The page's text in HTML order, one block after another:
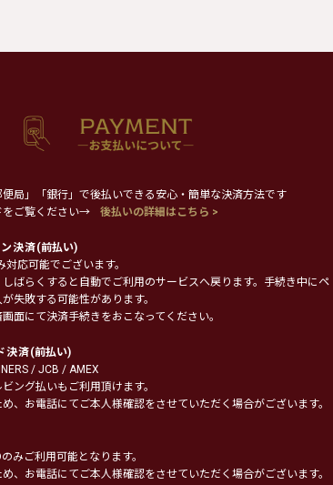
局」「銀行」で後払いできる安心・簡単な決済方法です
をご覧ください→
後払いの詳細はこちら >
決済(前払い)
応可能でございます。
ばらくすると自動でご利用のサービスへ戻ります。手続き中にペ
失敗する可能性があります。
面にて決済手続きをおこなってください。
決済(前払い)
/ JCB / AMEX
ング払いもご利用頂けます。
、お電話にてご本人様確認をさせていただく場合がございます。
みご利用可能となります。
、お電話にてご本人様確認をさせていただく場合がございます。